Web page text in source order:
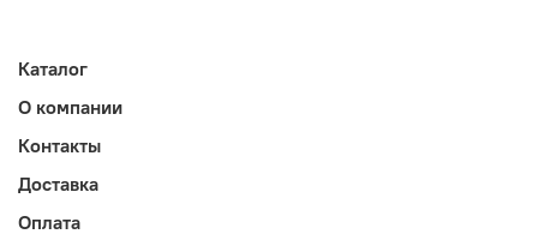
Каталог
О компании
Контакты
Доставка
Оплата